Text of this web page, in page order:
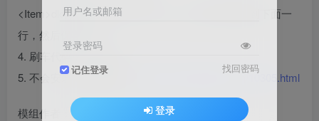
<Item>dlcpacks:/wlmini14/</Item> ”这行代码添加到下面一
行，然后保存即可。
4. 刷车代码：wlmini14
5. 不会安装，请看教程：
https://www.danjile.com/10305.html
模组作者：KM
用户名或邮箱
登录密码
记住登录 找回密码
登录